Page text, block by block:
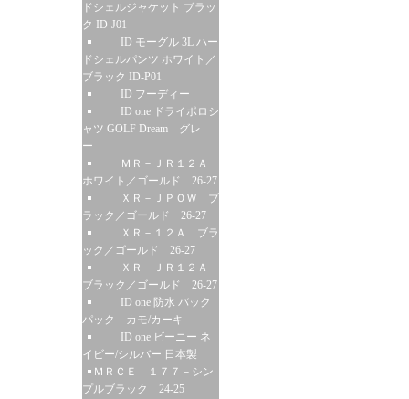
ドシェルジャケット ブラッ
ク ID-J01
ID モーグル 3L ハー
ドシェルパンツ ホワイト／
ブラック ID-P01
ID フーディー
ID one ドライポロシ
ャツ GOLF Dream グレ
ー
ＭＲ－ＪＲ１２Ａ
ホワイト／ゴールド 26-27
ＸＲ－ＪＰＯＷ ブ
ラック／ゴールド 26-27
ＸＲ－１２Ａ ブラ
ック／ゴールド 26-27
ＸＲ－ＪＲ１２Ａ
ブラック／ゴールド 26-27
ID one 防水 バック
パック カモ/カーキ
ID one ビーニー ネ
イビー/シルバー 日本製
ＭＲＣＥ １７７－シン
プルブラック 24-25